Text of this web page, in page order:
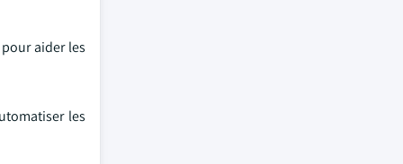
aider les
les